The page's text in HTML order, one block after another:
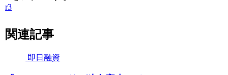
r3
関連記事
即日融資